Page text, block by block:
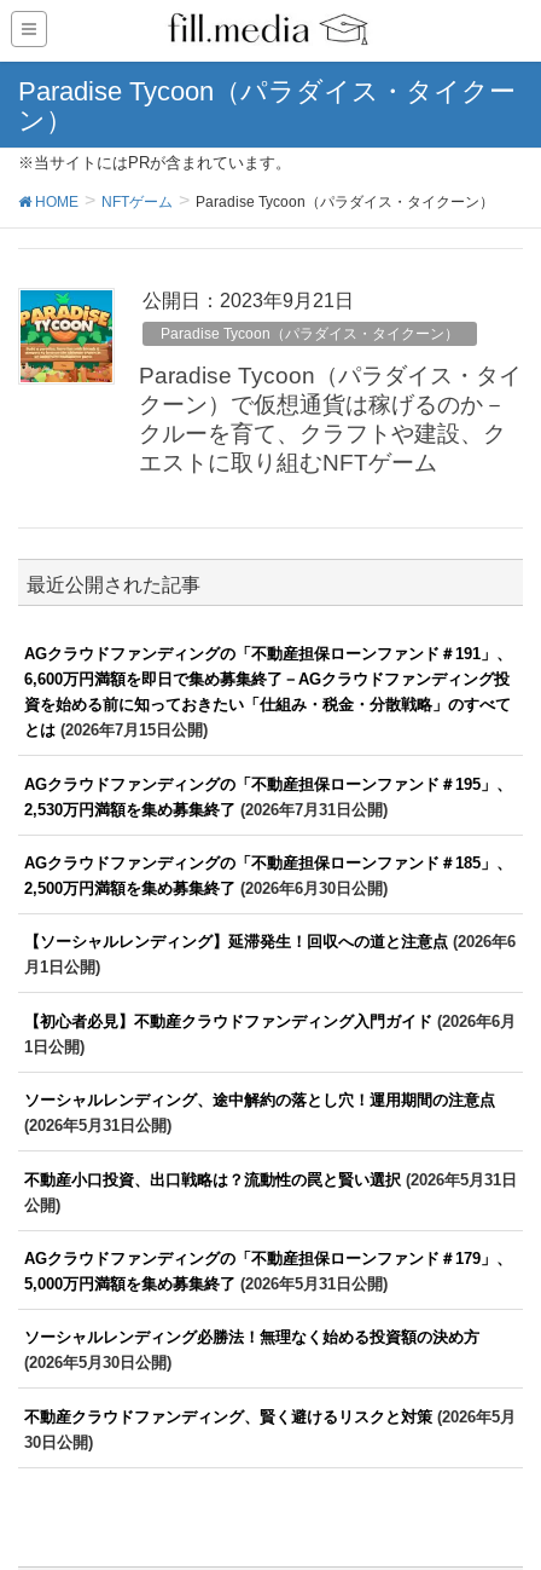
Paradise Tycoon（パラダイス・タイクー
ン）
※当サイトにはPRが含まれています。
HOME NFTゲーム Paradise Tycoon（パラダイス・タイクーン）
公開日： 2023年9月21日
Paradise Tycoon（パラダイス・タイクーン）
Paradise Tycoon（パラダイス・タイ
クーン）で仮想通貨は稼げるのか－
クルーを育て、クラフトや建設、ク
エストに取り組むNFTゲーム
最近公開された記事
AGクラウドファンディングの「不動産担保ローンファンド＃191」、
6,600万円満額を即日で集め募集終了－AGクラウドファンディング投
資を始める前に知っておきたい「仕組み・税金・分散戦略」のすべて
とは (2026年7月15日公開)
AGクラウドファンディングの「不動産担保ローンファンド＃195」、
2,530万円満額を集め募集終了 (2026年7月31日公開)
AGクラウドファンディングの「不動産担保ローンファンド＃185」、
2,500万円満額を集め募集終了 (2026年6月30日公開)
【ソーシャルレンディング】延滞発生！回収への道と注意点 (2026年6
月1日公開)
【初心者必見】不動産クラウドファンディング入門ガイド (2026年6月
1日公開)
ソーシャルレンディング、途中解約の落とし穴！運用期間の注意点
(2026年5月31日公開)
不動産小口投資、出口戦略は？流動性の罠と賢い選択 (2026年5月31日
公開)
AGクラウドファンディングの「不動産担保ローンファンド＃179」、
5,000万円満額を集め募集終了 (2026年5月31日公開)
ソーシャルレンディング必勝法！無理なく始める投資額の決め方
(2026年5月30日公開)
不動産クラウドファンディング、賢く避けるリスクと対策 (2026年5月
30日公開)